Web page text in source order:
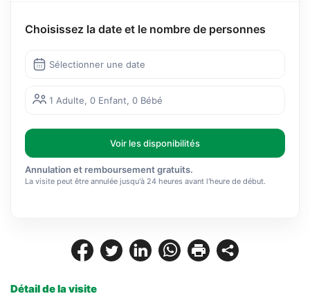
Détail de la visite
Choisissez la date et le nombre de personnes
Sélectionner une date
1 Adulte, 0 Enfant, 0 Bébé
Voir les disponibilités
Annulation et remboursement gratuits.
La visite peut être annulée jusqu'à 24 heures avant l'heure de début.